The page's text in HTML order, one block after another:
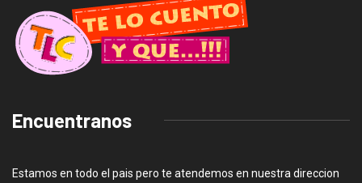
Encuentranos
Estamos en todo el pais pero te atendemos en nuestra direccion